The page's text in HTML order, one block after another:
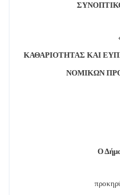
ΚΑΘΑΡΙΟΤΗΤΑΣ ΚΑΙ
ΝΟΜΙΚΩΝ
Ο